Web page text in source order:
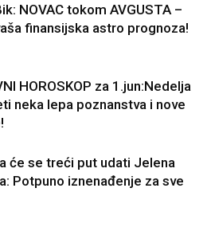
NOVAC tokom AVGUSTA –
finansijska astro prognoza!
HOROSKOP za 1.jun:Nedelja
neka lepa poznanstva i nove
će se treći put udati Jelena
Potpuno iznenađenje za sve